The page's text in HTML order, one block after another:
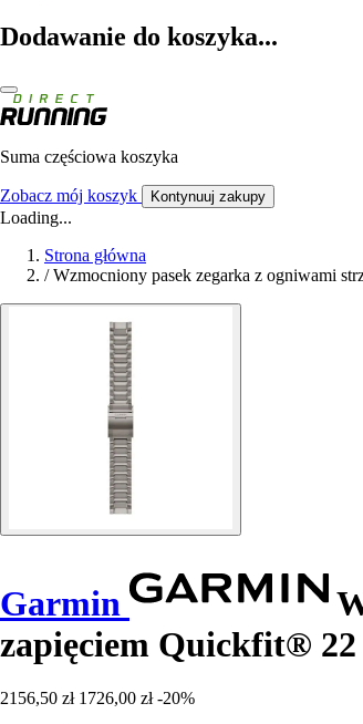
Dodawanie do koszyka...
Suma częściowa koszyka
Zobacz mój koszyk Kontynuuj zakupy
Loading...
Strona główna
/ Wzmocniony pasek zegarka z ogniwami
Garmin
zapięciem Quickfit® 22
2156,50 zł 1726,00 zł -20%